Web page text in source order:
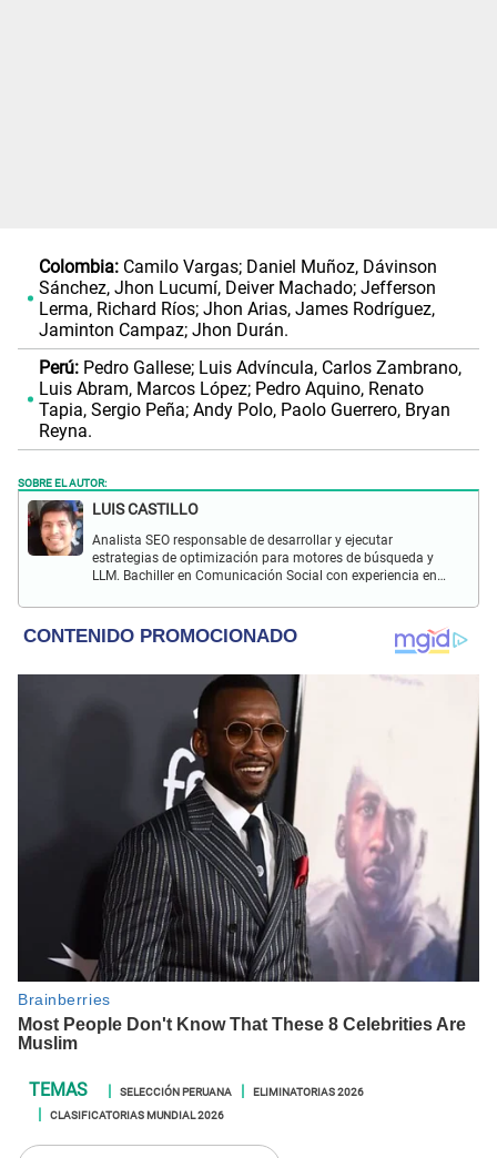
Colombia:Camilo Vargas; Daniel Muñoz, Dávinson
Sánchez, Jhon Lucumí, Deiver Machado; Jefferson
Lerma, Richard Ríos; Jhon Arias, James Rodríguez,
Jaminton Campaz; Jhon Durán.
Perú:Pedro Gallese; Luis Advíncula, Carlos Zambrano,
Luis Abram, Marcos López; Pedro Aquino, Renato
Tapia, Sergio Peña; Andy Polo, Paolo Guerrero, Bryan
Reyna.
SOBRE EL AUTOR:
LUIS CASTILLO
Analista SEO responsable de desarrollar y ejecutar
estrategias de optimización para motores de búsqueda y
LLM. Bachiller en Comunicación Social con experiencia en
cultura y el mundo del deporte.
SELECCIÓN PERUANA
ELIMINATORIAS 2026
CLASIFICATORIAS MUNDIAL 2026